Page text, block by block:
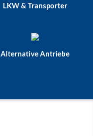
LKW & Transporter
Alternative Antriebe